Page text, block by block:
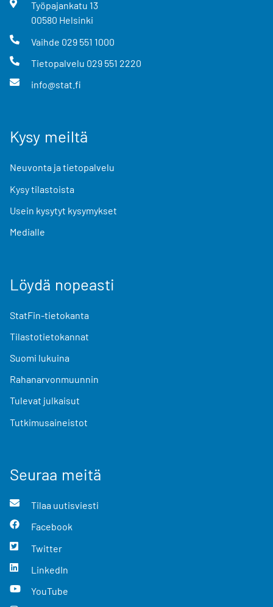
Työpajankatu 13
00580 Helsinki
Vaihde 029 551 1000
Tietopalvelu 029 551 2220
info@stat.fi
Kysy meiltä
Neuvonta ja tietopalvelu
Kysy tilastoista
Usein kysytyt kysymykset
Medialle
Löydä nopeasti
StatFin-tietokanta
Tilastotietokannat
Suomi lukuina
Rahanarvonmuunnin
Tulevat julkaisut
Tutkimusaineistot
Seuraa meitä
Tilaa uutisviesti
Facebook
Twitter
LinkedIn
YouTube